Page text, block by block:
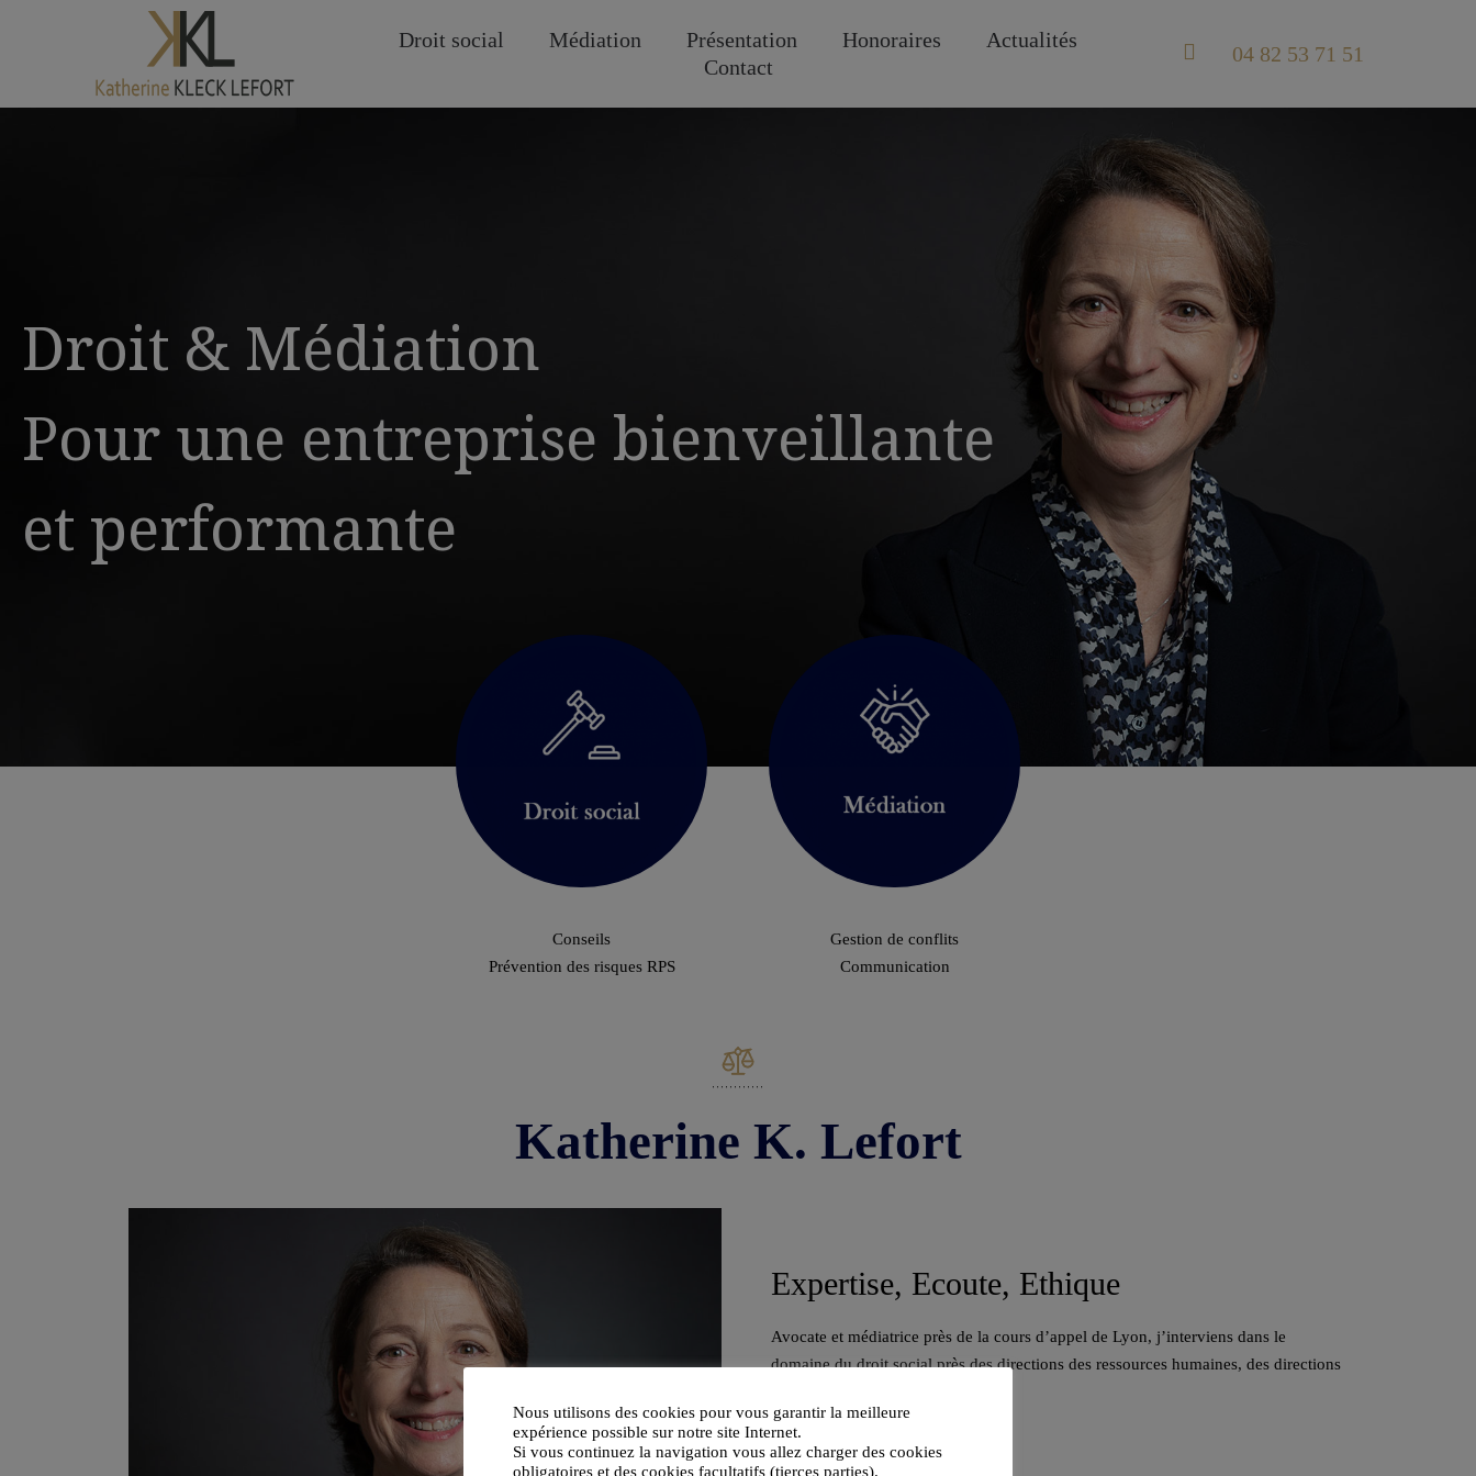
Droit social Médiation Présentation Honoraires
Actualités
Contact
04 82 53 71 51
Droit & Médiation
Pour une entreprise bienveillante
et performante
Conseils
Prévention des risques RPS
Gestion de conflits
Communication
Katherine K. Lefort
Expertise, Ecoute, Ethique
Avocate et médiatrice près de la cours d’appel de Lyon, j’interviens dans le
domaine du droit social près des directions des ressources humaines, des directions
Nous utilisons des cookies pour vous garantir la meilleure
expérience possible sur notre site Internet.
Si vous continuez la navigation vous allez charger des cookies
obligatoires et des cookies facultatifs (tierces parties).